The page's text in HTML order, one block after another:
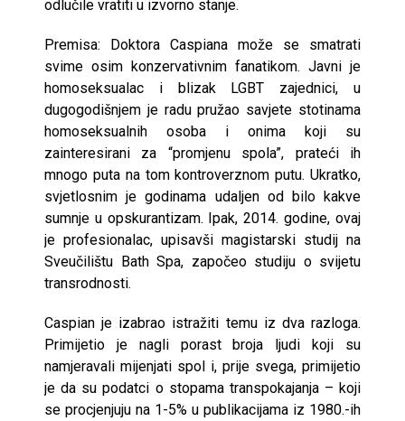
odlučile vratiti u izvorno stanje.
Premisa: Doktora Caspiana može se smatrati
svime osim konzervativnim fanatikom. Javni je
homoseksualac i blizak LGBT zajednici, u
dugogodišnjem je radu pružao savjete stotinama
homoseksualnih osoba i onima koji su
zainteresirani za “promjenu spola”, prateći ih
mnogo puta na tom kontroverznom putu. Ukratko,
svjetlosnim je godinama udaljen od bilo kakve
sumnje u opskurantizam. Ipak, 2014. godine, ovaj
je profesionalac, upisavši magistarski studij na
Sveučilištu Bath Spa, započeo studiju o svijetu
transrodnosti.
Caspian je izabrao istražiti temu iz dva razloga.
Primijetio je nagli porast broja ljudi koji su
namjeravali mijenjati spol i, prije svega, primijetio
je da su podatci o stopama transpokajanja – koji
se procjenjuju na 1-5% u publikacijama iz 1980.-ih